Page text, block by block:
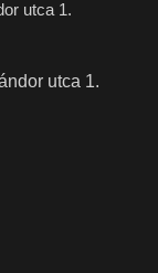
utca 1.
utca 1.